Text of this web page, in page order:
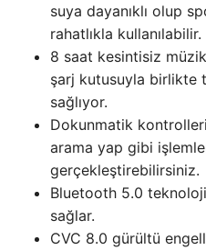
suya dayanıklı olup
rahatlıkla kullanılabilir.
8 saat kesintisiz
şarj kutusuyla birlikte
sağlıyor.
Dokunmatik
arama yap gibi
gerçekleştirebilirsiniz.
Bluetooth 5.0
sağlar.
CVC 8.0 gürültü